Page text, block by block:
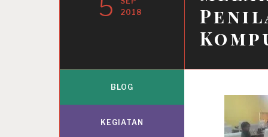
5
2018
BLOG
KEGIATAN